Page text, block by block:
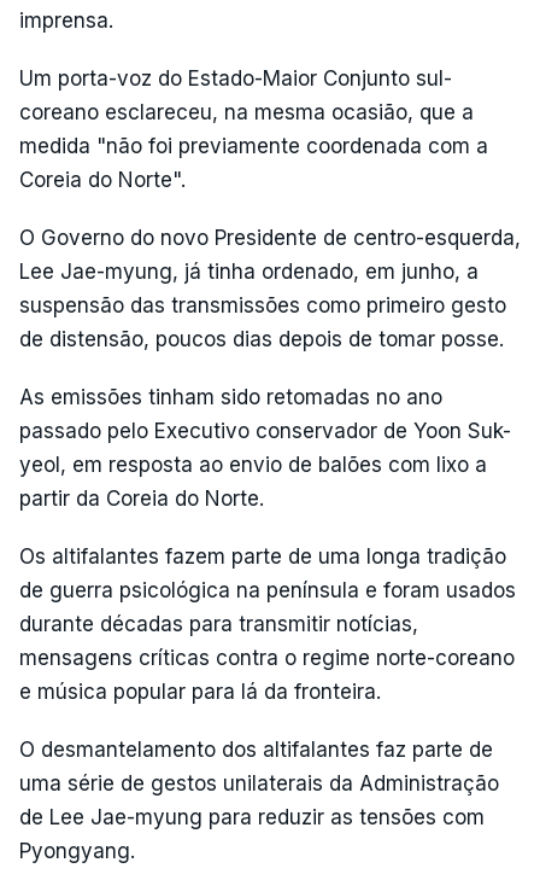
imprensa.
Um porta-voz do Estado-Maior Conjunto sul-
coreano esclareceu, na mesma ocasião, que a
medida "não foi previamente coordenada com a
Coreia do Norte".
O Governo do novo Presidente de centro-esquerda,
Lee Jae-myung, já tinha ordenado, em junho, a
suspensão das transmissões como primeiro gesto
de distensão, poucos dias depois de tomar posse.
As emissões tinham sido retomadas no ano
passado pelo Executivo conservador de Yoon Suk-
yeol, em resposta ao envio de balões com lixo a
partir da Coreia do Norte.
Os altifalantes fazem parte de uma longa tradição
de guerra psicológica na península e foram usados
durante décadas para transmitir notícias,
mensagens críticas contra o regime norte-coreano
e música popular para lá da fronteira.
O desmantelamento dos altifalantes faz parte de
uma série de gestos unilaterais da Administração
de Lee Jae-myung para reduzir as tensões com
Pyongyang.